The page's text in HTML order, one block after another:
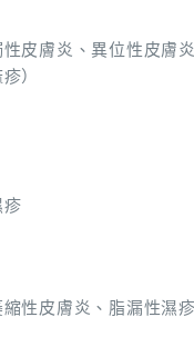
皮膚炎、異位性皮膚
）
疹
性皮膚炎、脂漏性濕